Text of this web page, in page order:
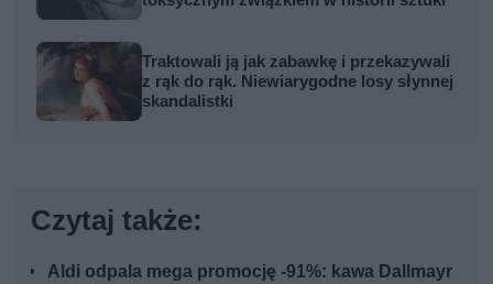
Traktowali ją jak zabawkę i przekazywali
z rąk do rąk. Niewiarygodne losy słynnej
skandalistki
Czytaj także:
Aldi odpala mega promocję -91%: kawa Dallmayr